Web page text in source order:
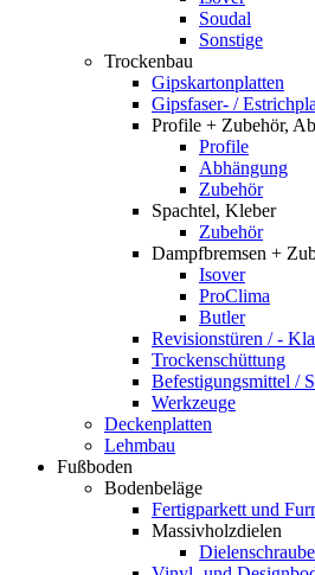
Soudal
Sonstige
Trockenbau
Gipskartonplatten
Gipsfaser- /
Profile + Zubehör,
Profile
Abhängung
Zubehör
Spachtel, Kleber
Zubehör
Dampfbremsen +
Isover
ProClima
Butler
Revisionstüren / -
Trockenschüttung
Befestigungsmittel /
Werkzeuge
Deckenplatten
Lehmbau
Fußboden
Bodenbeläge
Fertigparkett und
Massivholzdielen